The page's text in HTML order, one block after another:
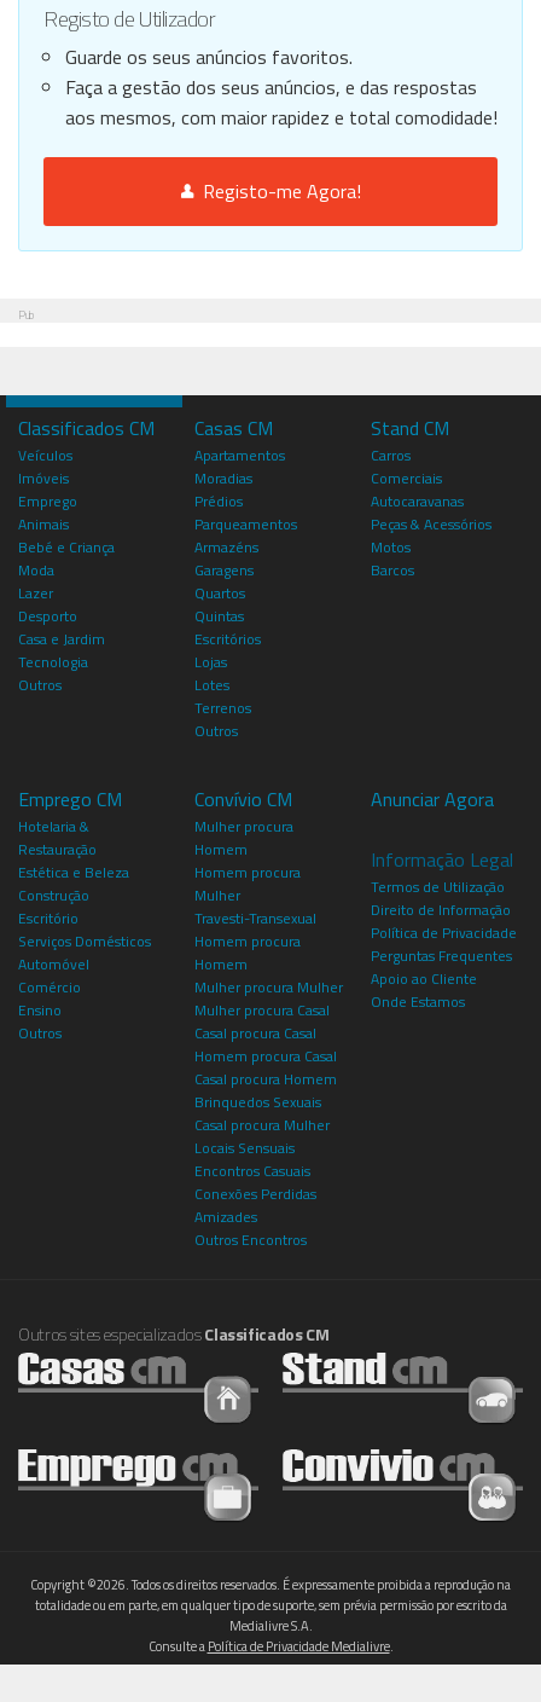
Registo de Utilizador
Guarde os seus anúncios favoritos.
Faça a gestão dos seus anúncios, e das respostas
aos mesmos, com maior rapidez e total comodidade!
Registo-me Agora!
Pub
Classificados CM
Veículos
Imóveis
Emprego
Animais
Bebé e Criança
Moda
Lazer
Desporto
Casa e Jardim
Tecnologia
Outros
Casas CM
Apartamentos
Moradias
Prédios
Parqueamentos
Armazéns
Garagens
Quartos
Quintas
Escritórios
Lojas
Lotes
Terrenos
Outros
Stand CM
Carros
Comerciais
Autocaravanas
Peças & Acessórios
Motos
Barcos
Emprego CM
Hotelaria &
Restauração
Estética e Beleza
Construção
Escritório
Serviços Domésticos
Automóvel
Comércio
Ensino
Outros
Convívio CM
Mulher procura
Homem
Homem procura
Mulher
Travesti-Transexual
Homem procura
Homem
Mulher procura Mulher
Mulher procura Casal
Casal procura Casal
Homem procura Casal
Casal procura Homem
Brinquedos Sexuais
Casal procura Mulher
Locais Sensuais
Encontros Casuais
Conexões Perdidas
Amizades
Outros Encontros
Anunciar Agora
Informação Legal
Termos de Utilização
Direito de Informação
Política de Privacidade
Perguntas Frequentes
Apoio ao Cliente
Onde Estamos
Outros sites especializadosClassificados CM
Copyright ©2026. Todos os direitos reservados. É expressamente proibida a reprodução na
totalidade ou em parte, em qualquer tipo de suporte, sem prévia permissão por escrito da
Medialivre S.A.
Consulte aPolítica de Privacidade Medialivre.